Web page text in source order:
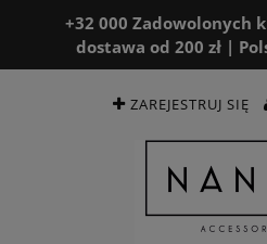
+32 000 Zadowolonych
dostawa od 200 zł |
ZAREJESTRUJ SIĘ